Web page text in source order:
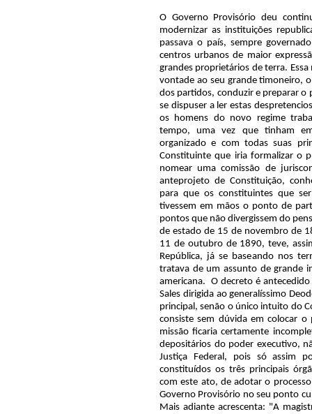
O Governo Provisório deu
modernizar as instituições
passava o país, sempre
centros urbanos de maior
grandes proprietários de terra.
vontade ao seu grande timoneiro,
dos partidos, conduzir e preparar o
se dispuser a ler estas
os homens do novo regime
tempo, uma vez que tinham
organizado e com todas suas
Constituinte que iria formalizar o
nomear uma comissão de
anteprojeto de Constituição,
para que os constituintes que
tivessem em mãos o ponto de
pontos que não divergissem do
de estado de 15 de novembro de
11 de outubro de 1890, teve,
República, já se baseando nos
tratava de um assunto de grande
americana. O decreto é
Sales dirigida ao generalíssimo
principal, senão o único intuito do
consiste sem dúvida em colocar
missão ficaria certamente
depositários do poder executivo,
Justiça Federal, pois só assim
constituídos os três principais
com este ato, de adotar o
Governo Provisório no seu ponto
Mais adiante acrescenta: "A